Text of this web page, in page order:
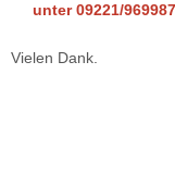
unter 09221/
Vielen Dank.